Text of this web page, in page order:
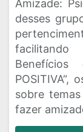
Amizade:
desses
POSITIVA“,
sobre
fazer